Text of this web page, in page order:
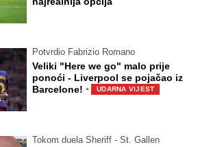
Potvrdio Fabrizio Romano
Veliki "Here we go" malo prije
ponoći - Liverpool se pojačao iz
Barcelone! · UDARNA VIJEST
Tokom duela Sheriff - St. Gallen